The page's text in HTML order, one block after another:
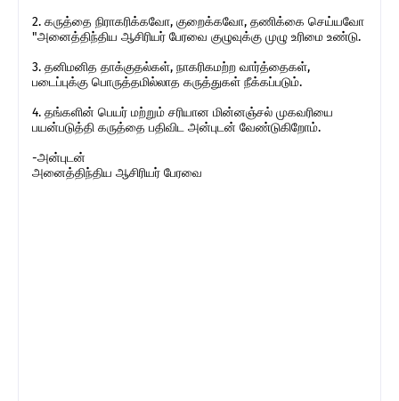
2. கருத்தை நிராகரிக்கவோ, குறைக்கவோ, தணிக்கை செய்யவோ
"அனைத்திந்திய ஆசிரியர் பேரவை குழுவுக்கு முழு உரிமை உண்டு.
3. தனிமனித தாக்குதல்கள், நாகரிகமற்ற வார்த்தைகள்,
படைப்புக்கு பொருத்தமில்லாத கருத்துகள் நீக்கப்படும்.
4. தங்களின் பெயர் மற்றும் சரியான மின்னஞ்சல் முகவரியை
பயன்படுத்தி கருத்தை பதிவிட அன்புடன் வேண்டுகிறோம்.
-அன்புடன்
அனைத்திந்திய ஆசிரியர் பேரவை